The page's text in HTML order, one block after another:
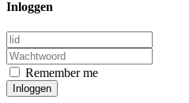
Inloggen
Remember me
Inloggen